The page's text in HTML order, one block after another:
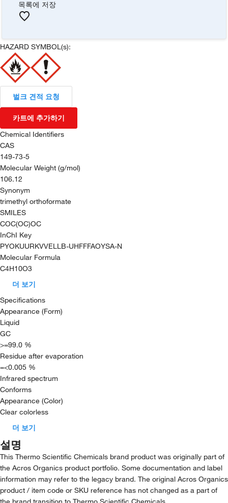
목록에 저장
HAZARD SYMBOL(s):
벌크 견적 요청
카트에 추가하기
Chemical Identifiers
CAS
149-73-5
Molecular Weight (g/mol)
106.12
Synonym
trimethyl orthoformate
SMILES
COC(OC)OC
InChI Key
PYOKUURKVVELLB-UHFFFAOYSA-N
Molecular Formula
C4H10O3
더 보기
Specifications
Appearance (Form)
Liquid
GC
>=99.0 %
Residue after evaporation
=<0.005 %
Infrared spectrum
Conforms
Appearance (Color)
Clear colorless
더 보기
설명
This Thermo Scientific Chemicals brand product was originally part of
the Acros Organics product portfolio. Some documentation and label
information may refer to the legacy brand. The original Acros Organics
product / item code or SKU reference has not changed as a part of
the brand transition to Thermo Scientific Chemicals.